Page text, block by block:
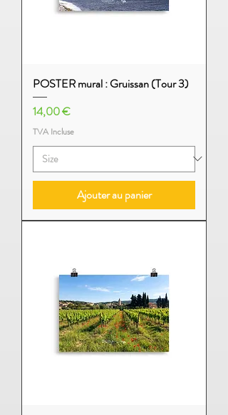
POSTER mural : Gruissan (Tour 3)
Prix
14,00 €
TVA Incluse
Ajouter au panier